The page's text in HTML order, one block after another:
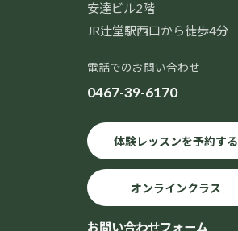
安達ビル2階
JR辻堂駅西口から徒歩4分
電話でのお問い合わせ
0467-39-6170
体験レッスンを予約する
オンラインクラス
お問い合わせフォーム